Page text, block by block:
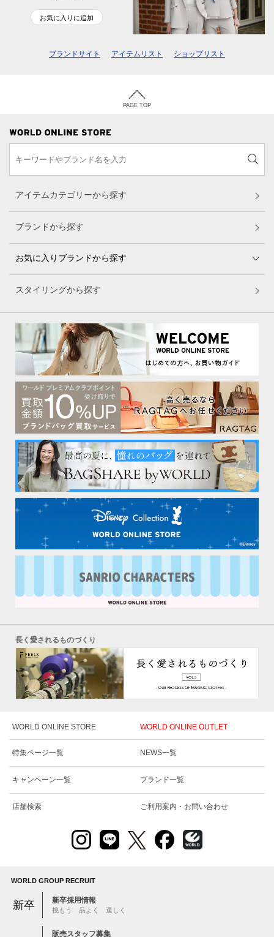
お気に入りに追加
ブランドサイト アイテムリスト ショップリスト
PAGE TOP
アイテムカテゴリーから探す
ブランドから探す
お気に入りブランドから探す
スタイリングから探す
長く愛されるものづくり
WORLD ONLINE STORE WORLD ONLINE OUTLET
特集ページ一覧 NEWS一覧
キャンペーン一覧 ブランド一覧
店舗検索 ご利用案内・お問い合わせ
WORLD GROUP RECRUIT
新卒 新卒採用情報
挑もう 品よく 逞しく
販売スタッフ募集